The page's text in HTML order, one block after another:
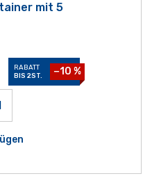
mit 5
RABATT
BIS 2ST.
−10 %